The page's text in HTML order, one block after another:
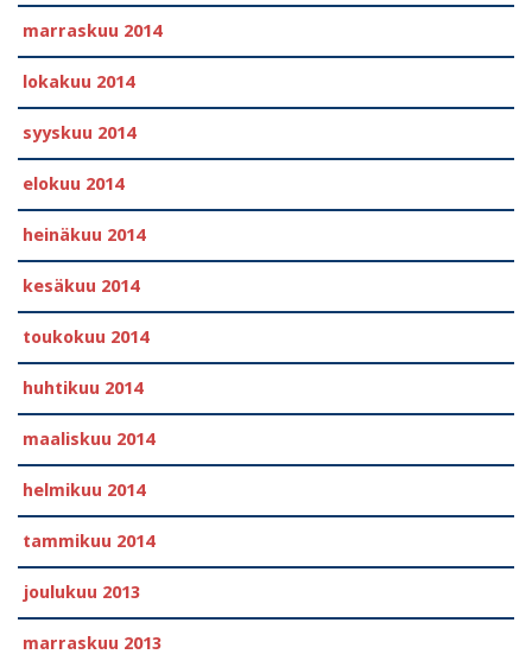
marraskuu 2014
lokakuu 2014
syyskuu 2014
elokuu 2014
heinäkuu 2014
kesäkuu 2014
toukokuu 2014
huhtikuu 2014
maaliskuu 2014
helmikuu 2014
tammikuu 2014
joulukuu 2013
marraskuu 2013